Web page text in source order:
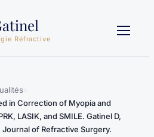
Réfractive
in Correction of Myopia and
LASIK, and SMILE. Gatinel D,
of Refractive Surgery.